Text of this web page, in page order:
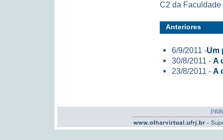
C2 da
Anteriores
6/9/2011 -Um
30/8/2011 - A
23/8/2011 - A